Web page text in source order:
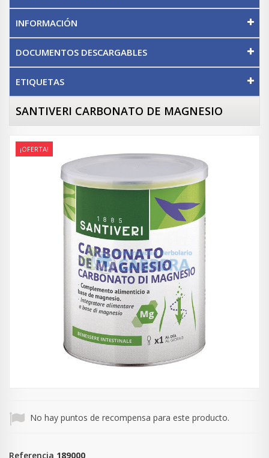
INFORMACIÓN
DOCUMENTOS DESCARGABLES
ETIQUETAS
SANTIVERI CARBONATO DE MAGNESIO
¡OFERTA!
No hay puntos de recompensa para este producto.
Referencia 189000